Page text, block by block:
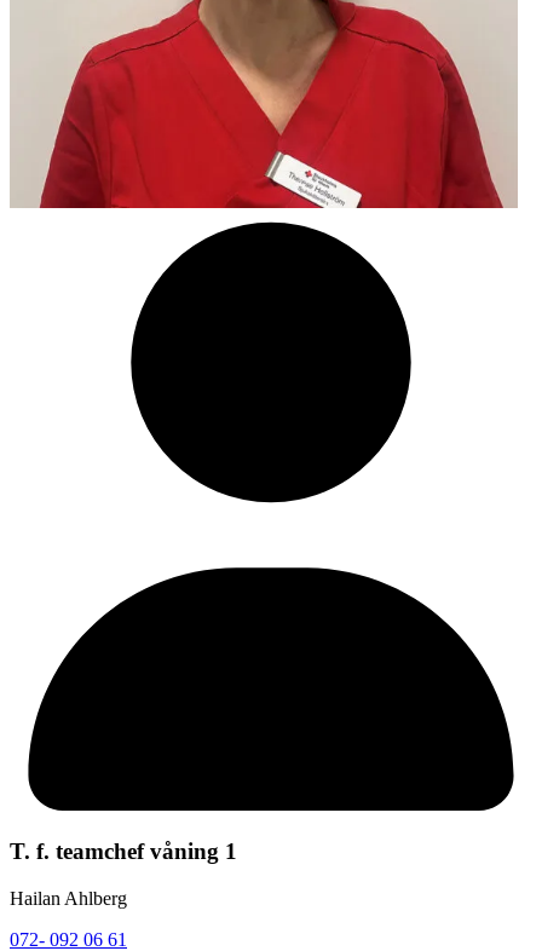
T. f. teamchef våning 1
Hailan Ahlberg
072- 092 06 61